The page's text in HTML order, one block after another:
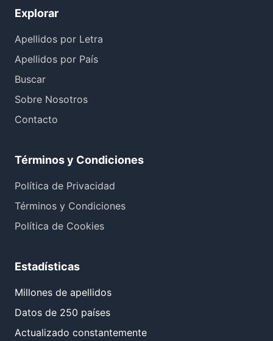
Explorar
Apellidos por Letra
Apellidos por País
Buscar
Sobre Nosotros
Contacto
Términos y Condiciones
Política de Privacidad
Términos y Condiciones
Política de Cookies
Estadísticas
Millones de apellidos
Datos de 250 países
Actualizado constantemente